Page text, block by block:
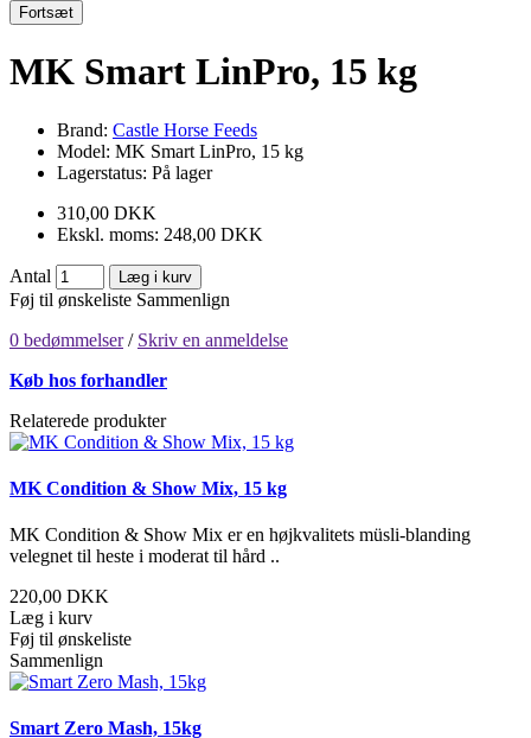
Fortsæt
MK Smart LinPro, 15 kg
Brand: Castle Horse Feeds
Model: MK Smart LinPro, 15 kg
Lagerstatus: På lager
310,00 DKK
Ekskl. moms: 248,00 DKK
Antal Læg i kurv
Føj til ønskeliste Sammenlign
0 bedømmelser/ Skriv en anmeldelse
Køb hos forhandler
Relaterede produkter
MK Condition & Show Mix, 15 kg
MK Condition & Show Mix er en højkvalitets müsli-blanding
velegnet til heste i moderat til hård ..
220,00 DKK
Læg i kurv
Føj til ønskeliste
Sammenlign
Smart Zero Mash, 15kg